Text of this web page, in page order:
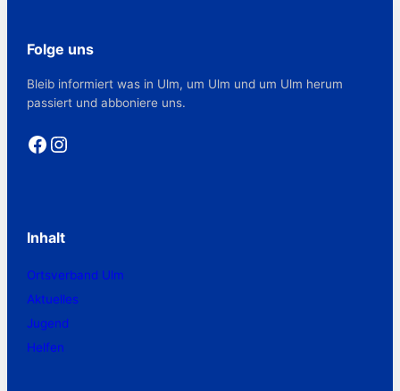
Folge uns
Bleib informiert was in Ulm, um Ulm und um Ulm herum
passiert und abboniere uns.
Facebook Instagram
Inhalt
Ortsverband Ulm
Aktuelles
Jugend
Helfen